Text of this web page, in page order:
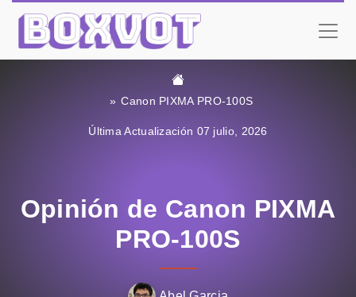
Canon PIXMA PRO-100S
Última Actualización 07 julio, 2026
Opinión de Canon PIXMA
PRO-100S